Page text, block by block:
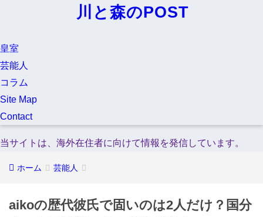
川と森のPOST
皇室
芸能人
コラム
Site Map
Contact
当サイトは、海外在住者に向けて情報を発信しています。
ホーム 芸能人
aikoの歴代彼氏で固いのは2人だけ？国分